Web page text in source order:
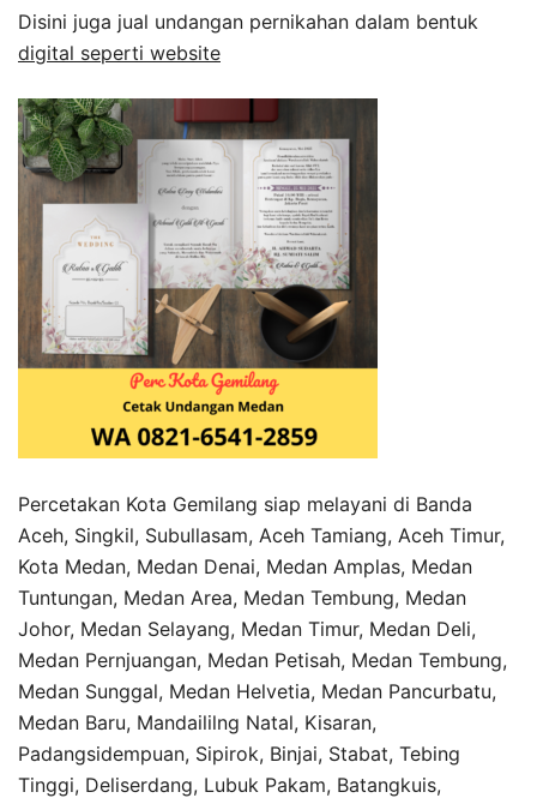
Disini juga jual undangan pernikahan dalam bentuk
digital seperti website
Percetakan Kota Gemilang siap melayani di Banda
Aceh, Singkil, Subullasam, Aceh Tamiang, Aceh Timur,
Kota Medan, Medan Denai, Medan Amplas, Medan
Tuntungan, Medan Area, Medan Tembung, Medan
Johor, Medan Selayang, Medan Timur, Medan Deli,
Medan Pernjuangan, Medan Petisah, Medan Tembung,
Medan Sunggal, Medan Helvetia, Medan Pancurbatu,
Medan Baru, Mandaililng Natal, Kisaran,
Padangsidempuan, Sipirok, Binjai, Stabat, Tebing
Tinggi, Deliserdang, Lubuk Pakam, Batangkuis,